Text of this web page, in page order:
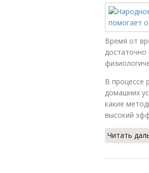
Время от
достаточно
В процессе
домашних
какие
высокий
Читать